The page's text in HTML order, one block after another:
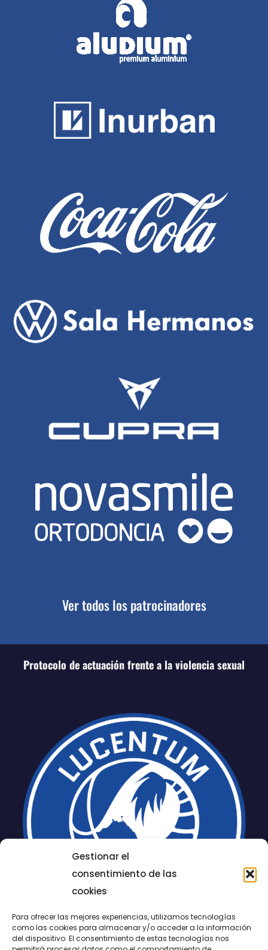
Gestionar el
consentimiento de las
cookies
Para ofrecer las mejores experiencias, utilizamos tecnologías
como las cookies para almacenar y/o acceder a la información
del dispositivo. El consentimiento de estas tecnologías nos
Ver todos los patrocinadores
Protocolo de actuación frente a la violencia sexual